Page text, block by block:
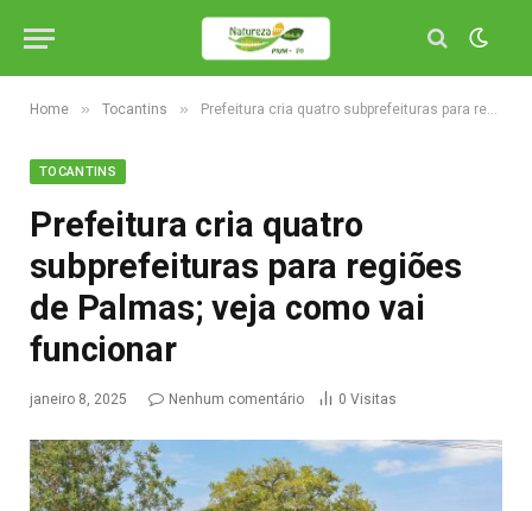
Home » Tocantins » Prefeitura cria quatro subprefeituras para regiões de Palmas; veja como vai funcionar
TOCANTINS
Prefeitura cria quatro
subprefeituras para regiões
de Palmas; veja como vai
funcionar
janeiro 8, 2025 Nenhum comentário 0 Visitas